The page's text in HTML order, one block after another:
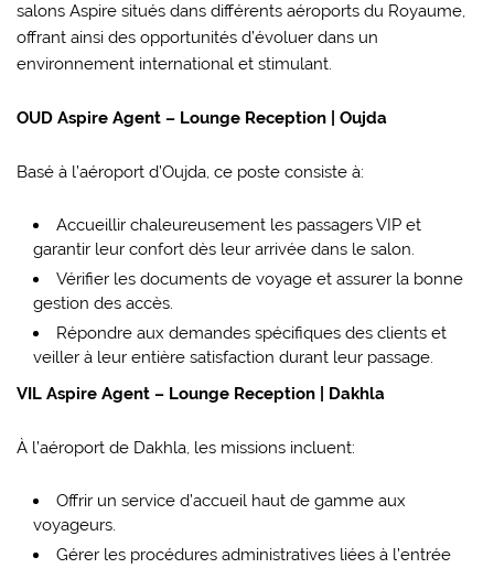
salons Aspire situés dans différents aéroports du Royaume,
offrant ainsi des opportunités d’évoluer dans un
environnement international et stimulant.
OUD Aspire Agent – Lounge Reception | Oujda
Basé à l’aéroport d’Oujda, ce poste consiste à:
Accueillir chaleureusement les passagers VIP et
garantir leur confort dès leur arrivée dans le salon.
Vérifier les documents de voyage et assurer la bonne
gestion des accès.
Répondre aux demandes spécifiques des clients et
veiller à leur entière satisfaction durant leur passage.
VIL Aspire Agent – Lounge Reception | Dakhla
À l’aéroport de Dakhla, les missions incluent:
Offrir un service d’accueil haut de gamme aux
voyageurs.
Gérer les procédures administratives liées à l’entrée